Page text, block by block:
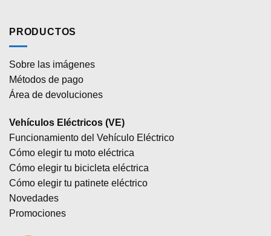
PRODUCTOS
Sobre las imágenes
Métodos de pago
Área de devoluciones
Vehículos Eléctricos (VE)
Funcionamiento del Vehículo Eléctrico
Cómo elegir tu moto eléctrica
Cómo elegir tu bicicleta eléctrica
Cómo elegir tu patinete eléctrico
Novedades
Promociones